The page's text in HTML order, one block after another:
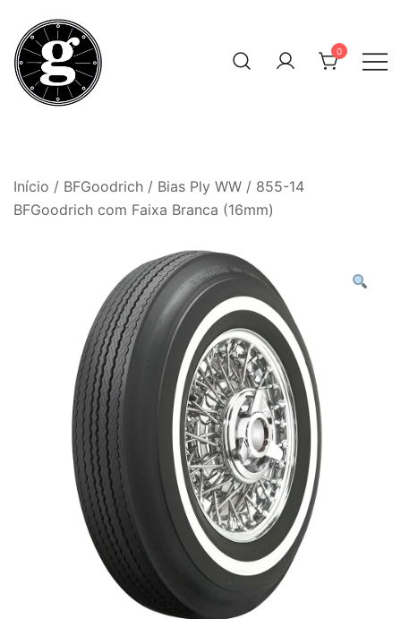
content
0
Início / BFGoodrich / Bias Ply WW / 855-14
BFGoodrich com Faixa Branca (16mm)